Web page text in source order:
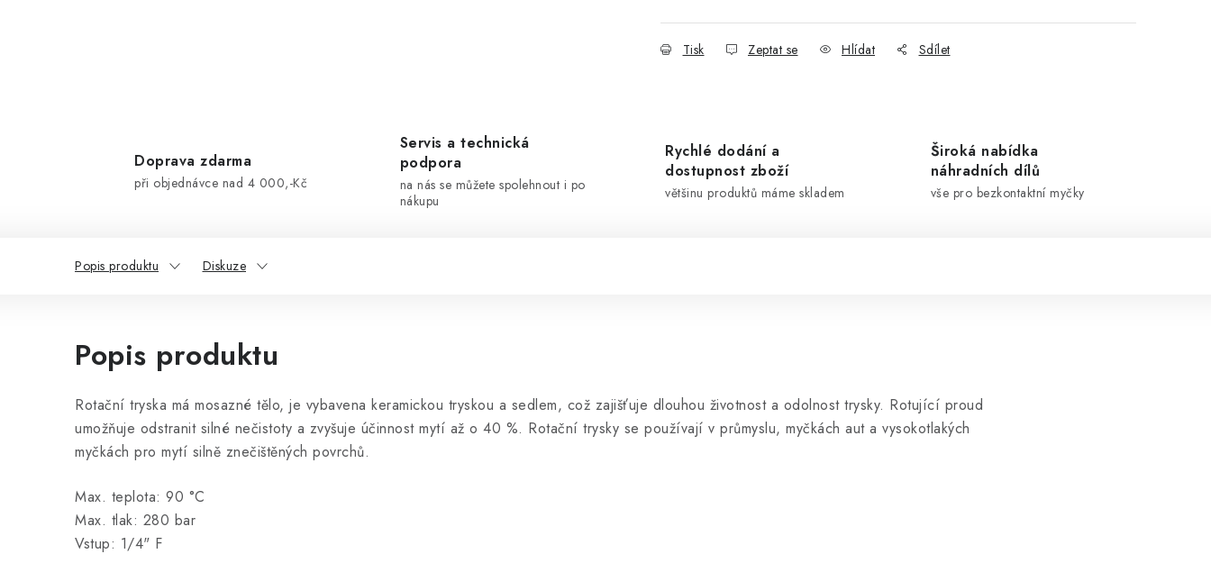
Tisk Zeptat se Hlídat Sdílet
Doprava zdarma
při objednávce nad 4 000,-Kč
Servis a technická
podpora
na nás se můžete spolehnout i po
nákupu
Rychlé dodání a
dostupnost zboží
většinu produktů máme skladem
Široká nabídka
náhradních dílů
vše pro bezkontaktní myčky
Popis produktu Diskuze
Popis produktu
Rotační tryska má mosazné tělo, je vybavena keramickou tryskou a sedlem, což zajišťuje dlouhou životnost a odolnost trysky. Rotující proud
umožňuje odstranit silné nečistoty a zvyšuje účinnost mytí až o 40 %. Rotační trysky se používají v průmyslu, myčkách aut a vysokotlakých
myčkách pro mytí silně znečištěných povrchů.
Max. teplota: 90 °C
Max. tlak: 280 bar
Vstup: 1/4" F